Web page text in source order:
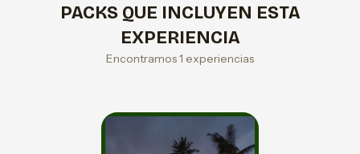
PACKS QUE INCLUYEN ESTA
EXPERIENCIA
Encontramos 1 experiencias